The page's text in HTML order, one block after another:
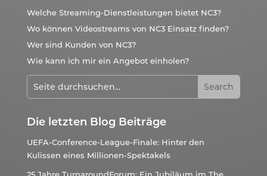
Welche Streaming-Dienstleistungen bietet NC3?
Wo können Videostreams von NC3 Einsatz finden?
Wer sind Kunden von NC3?
Wie kann ich mir ein Angebot einholen?
Die letzten Blog Beiträge
UEFA-Conference-League-Finale: Hinter den
Kulissen eines Millionen-Spektakels